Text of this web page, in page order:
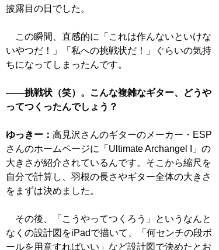
披露目の日でした。
この瞬間、直感的に「これは作んないといけな
いやつだ！」「私への挑戦状だ！」ぐらいの気持
ちになってしまったんです。
――挑戦状（笑）。こんな複雑なギター、どうや
ってつくったんでしょう？
ゆっきー： 高見沢さんのギターのメーカー・ESP
さんのホームページに「Ultimate Archangel I」の
大きさが紹介されているんです。そこから縮尺を
自分で計算し、羽根の長さやギター全体の大きさ
をまずは決めました。
その後、「こうやってつくろう」というなんと
なくの設計図をiPadで描いて、「何センチの段ボ
ールを用意すればいい」など設計図で決めたとお